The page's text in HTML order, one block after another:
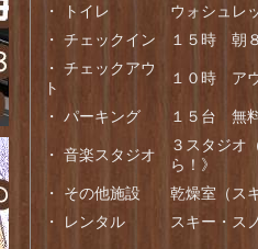
・ トイレ
ウォシュレ
・ チェックイン
１５時 朝
・ チェックアウ
ト
１０時 ア
・ パーキング １５台 無
・ 音楽スタジオ
３スタジ
ら！》
・ その他施設
乾燥室（ス
・ レンタル
スキー・ス